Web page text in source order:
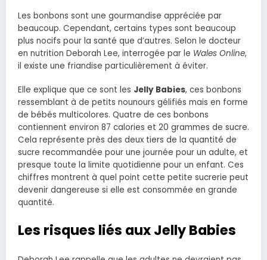
Les bonbons sont une gourmandise appréciée par
beaucoup. Cependant, certains types sont beaucoup
plus nocifs pour la santé que d’autres. Selon le docteur
en nutrition Deborah Lee, interrogée par le Wales Online,
il existe une friandise particulièrement à éviter.
Elle explique que ce sont les Jelly Babies, ces bonbons
ressemblant à de petits nounours gélifiés mais en forme
de bébés multicolores. Quatre de ces bonbons
contiennent environ 87 calories et 20 grammes de sucre.
Cela représente près des deux tiers de la quantité de
sucre recommandée pour une journée pour un adulte, et
presque toute la limite quotidienne pour un enfant. Ces
chiffres montrent à quel point cette petite sucrerie peut
devenir dangereuse si elle est consommée en grande
quantité.
Les risques liés aux Jelly Babies